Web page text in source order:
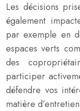
Les décisions
également
par exemple en
espaces verts
des
participer
défendre vos
matière